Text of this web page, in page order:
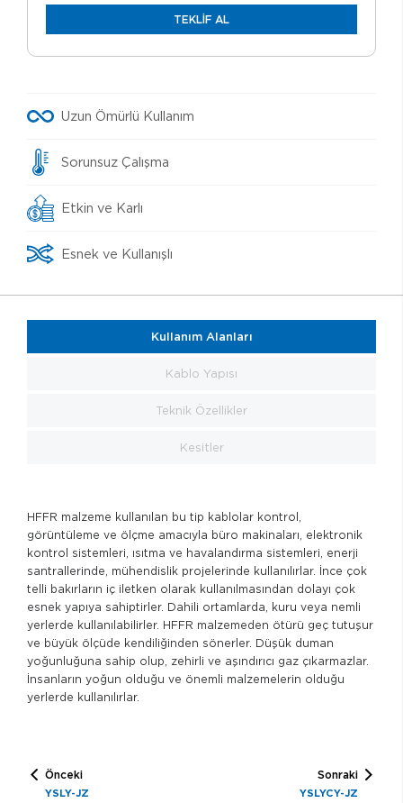
TEKLİF AL
Uzun Ömürlü Kullanım
Sorunsuz Çalışma
Etkin ve Karlı
Esnek ve Kullanışlı
Kullanım Alanları
Kablo Yapısı
Teknik Özellikler
Kesitler
HFFR malzeme kullanılan bu tip kablolar kontrol,
görüntüleme ve ölçme amacıyla büro makinaları, elektronik
kontrol sistemleri, ısıtma ve havalandırma sistemleri, enerji
santrallerinde, mühendislik projelerinde kullanılırlar. İnce çok
telli bakırların iç iletken olarak kullanılmasından dolayı çok
esnek yapıya sahiptirler. Dahili ortamlarda, kuru veya nemli
yerlerde kullanılabilirler. HFFR malzemeden ötürü geç tutuşur
ve büyük ölçüde kendiliğinden sönerler. Düşük duman
yoğunluğuna sahip olup, zehirli ve aşındırıcı gaz çıkarmazlar.
İnsanların yoğun olduğu ve önemli malzemelerin olduğu
yerlerde kullanılırlar.
Önceki
YSLY-JZ
Sonraki
YSLYCY-JZ